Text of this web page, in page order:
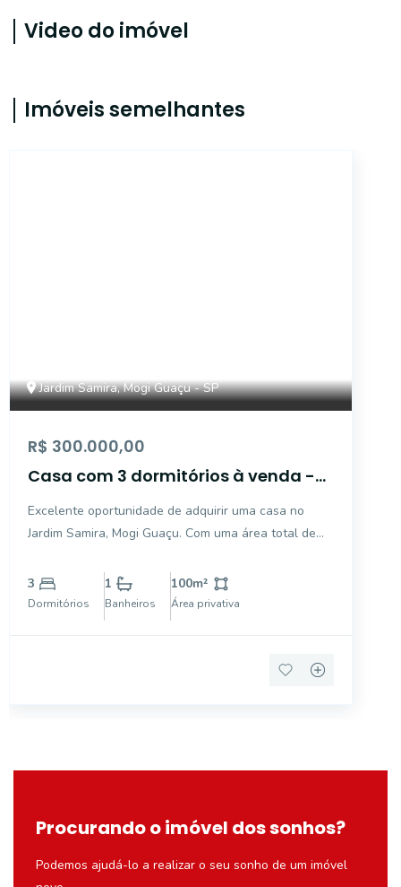
Video do imóvel
Imóveis semelhantes
Jardim Samira, Mogi Guaçu - SP
R$ 300.000,00
Casa com 3 dormitórios à venda -
Excelente oportunidade de adquirir uma casa no
Jardim Samira, Mogi Guaçu. Com uma área total de
de 3 dormitórios, 1 banheiro social e 2 vagas de
garagem coberta. Acesso prático em avenida,
3
Dormitórios
1
Banheiros
100m²
Área privativa
Procurando o imóvel dos sonhos?
Podemos ajudá-lo a realizar o seu sonho de um imóvel